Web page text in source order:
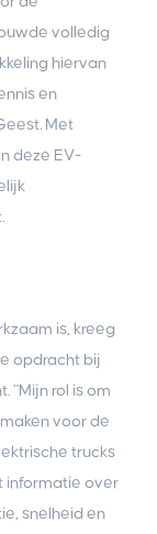
volledig
hiervan
en
Met
deze EV-
is, kreeg
opdracht bij
“Mijn rol is om
voor de
trucks
informatie over
snelheid en